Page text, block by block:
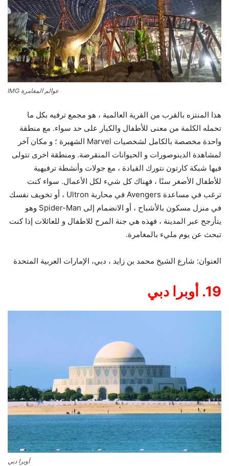
عوالم المغامرة IMG
هذا المنتزه بالقرب من القرية العالمية ، هو مجمع ترفيه بكل ما
تحمله الكلمة من معنى للأطفال والكبار على حد سواء. مع منطقة
واحدة مخصصة بالكامل لشخصيات Marvel الشهيرة ؛ و مكان آخر
لمشاهدة الدينوصورات و الحيوانات المنقرضة. ومنطقة اخرى تتولى
فيها شبكة كارتون نتورك القيادة ، مع جولات وأنشطة ترفيهية
للأطفال الأصغر سنًا ، فهناك كل شيء لكل الأعمال. سواء كنت
ترغب في مساعدة Avengers في محاربة Ultron ، أو تخويف نفسك
في منزل مسكون بالأشباح ، أو الانضمام إلى Spider-Man وهو
يتأرجح عبر المدينة ، فهذه هي جنة المرح للاطفال و للعائلات إذا كنت
تبحث عن يوم مليء بالمغامرة.
العنوان: شارع الشيخ محمد بن زايد ، دبي، الإمارات العربية المتحدة
19. أوبرا دبي
أوبرا دبي